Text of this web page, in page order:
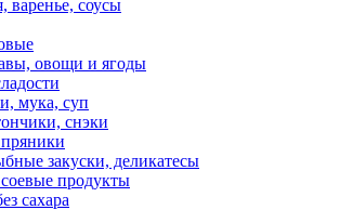
варенье, соусы
овощи и ягоды
мука, суп
снэки
закуски, деликатесы
продукты
сахара